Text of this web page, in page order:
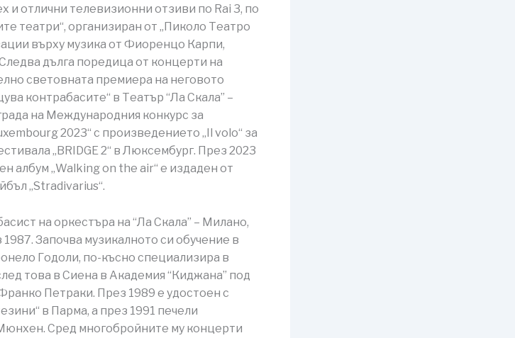
и отлични телевизионни отзиви по Rai 3, по
театри“, организиран от „Пиколо Театро
върху музика от Фиоренцо Карпи,
дълга поредица от концерти на
световната премиера на неговото
контрабасите“ в Театър “Ла Скала” –
на Международния конкурс за
2023“ с произведението „Il volo“ за
„BRIDGE 2“ в Люксембург. През 2023
албум „Walking on the air“ е издаден от
„Stradivarius“.
на оркестъра на “Ла Скала” – Милано,
Започва музикалното си обучение в
Годоли, по-късно специализира в
това в Сиена в Академия “Киджана” под
Петраки. През 1989 е удостоен с
в Парма, а през 1991 печели
Сред многобройните му концерти